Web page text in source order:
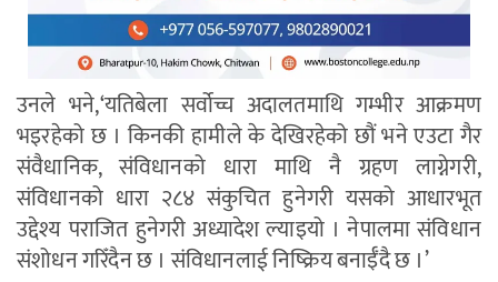
उनले भने,‘यतिबेला सर्वोच्च अदालतमाथि गम्भीर आक्रमण
भइरहेको छ । किनकी हामीले के देखिरहेको छौं भने एउटा गैर
संवैधानिक, संविधानको धारा माथि नै ग्रहण लाग्नेगरी,
संविधानको धारा २८४ संकुचित हुनेगरी यसको आधारभूत
उद्देश्य पराजित हुनेगरी अध्यादेश ल्याइयो । नेपालमा संविधान
संशोधन गरिँदैन छ । संविधानलाई निष्क्रिय बनाईँदै छ ।’